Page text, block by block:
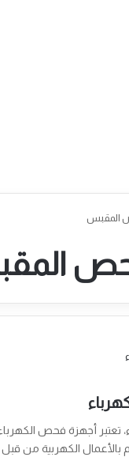
المقبس
تعتبر أجهزة فحص
بالأعمال الكهربية من